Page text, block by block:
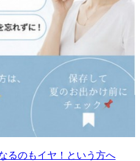
るのもイヤ！という方へ